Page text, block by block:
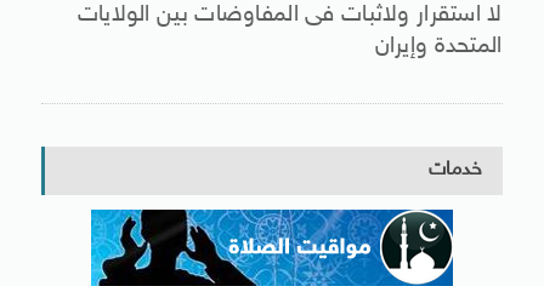
لا استقرار ولاثبات فى المفاوضات بين الولايات
المتحدة وإيران
خدمات